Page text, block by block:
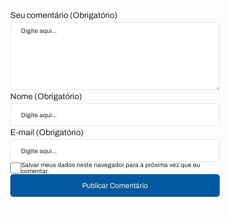
Seu comentário (Obrigatório)
Nome (Obrigatório)
E-mail (Obrigatório)
Salvar meus dados neste navegador para a próxima vez que eu
comentar.
Publicar Comentário